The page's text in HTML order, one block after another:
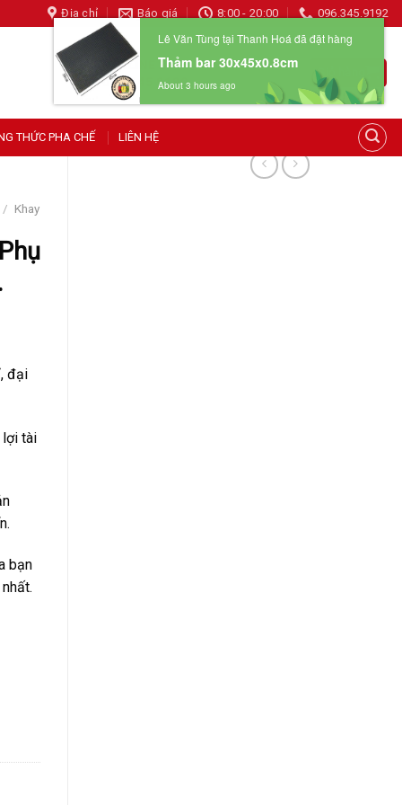
Địa chỉ Báo giá 8:00 - 20:00 096.345.9192
HOTLINE 24/7
096 345 9192
Giỏ hàng
THỨC PHA CHẾ LIÊN HỆ
/ Khay
đại
lợi tài
bạn
Lê Văn Tùng tại Thanh Hoá đã đặt hàng
Thảm bar 30x45x0.8cm
About 3 hours ago